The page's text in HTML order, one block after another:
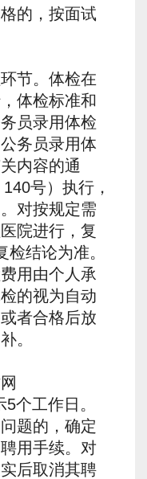
的，按面试
节。体检在
体检标准和
员录用体检
务员录用体
内容的通
号）执行，
对按规定需
院进行，复
结论为准。
用由个人承
的视为自动
者合格后放
。
个工作日。
题的，确定
用手续。对
后取消其聘